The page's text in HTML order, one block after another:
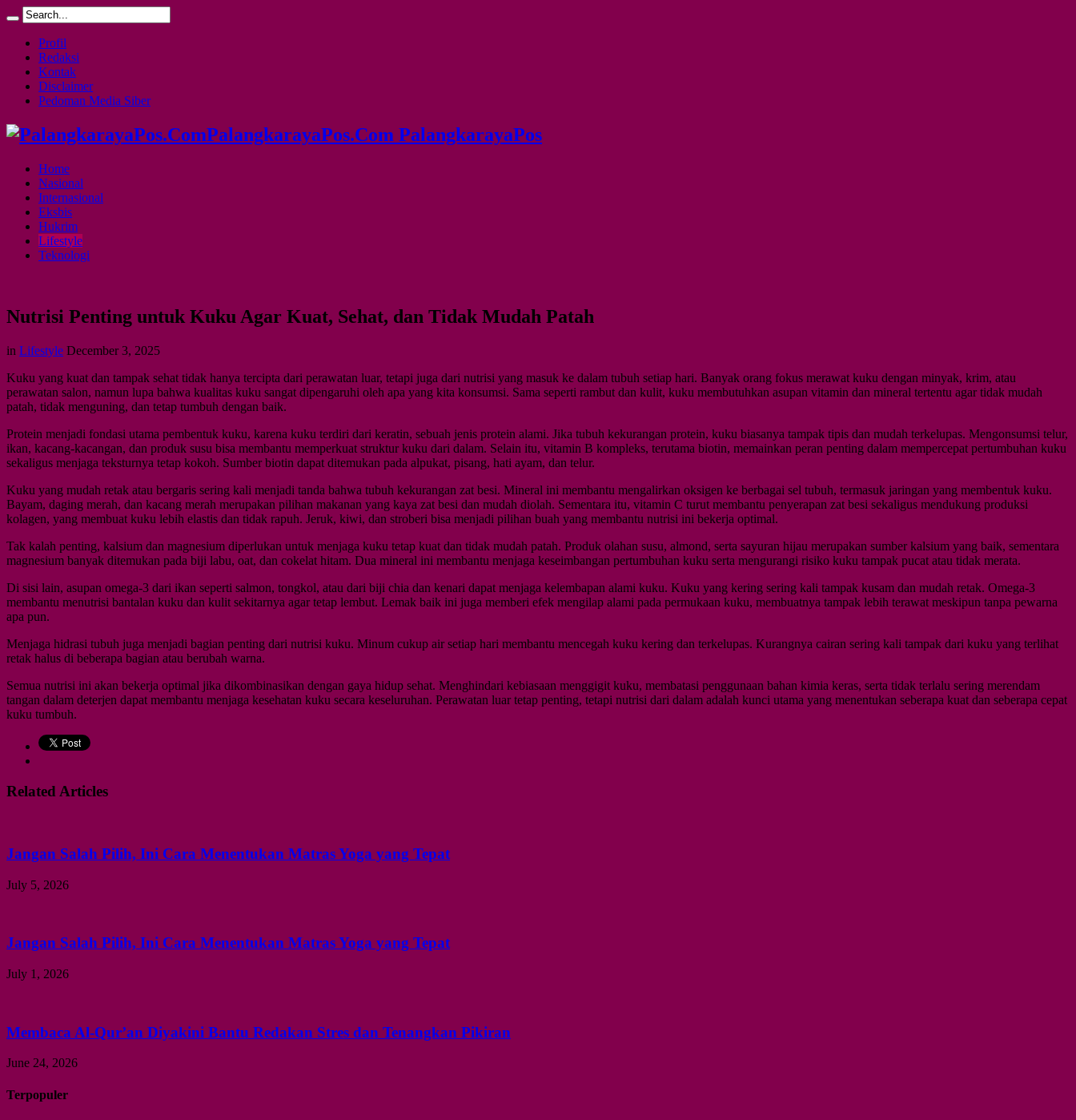
Profil
Redaksi
Kontak
Disclaimer
Pedoman Media Siber
PalangkarayaPos.Com PalangkarayaPos
Home
Nasional
Internasional
Eksbis
Hukrim
Lifestyle
Teknologi
Nutrisi Penting untuk Kuku Agar Kuat, Sehat, dan Tidak Mudah Patah
in Lifestyle December 3, 2025
Kuku yang kuat dan tampak sehat tidak hanya tercipta dari perawatan luar, tetapi juga dari nutrisi yang masuk ke dalam tubuh setiap hari. Banyak orang fokus merawat kuku dengan minyak, krim, atau
perawatan salon, namun lupa bahwa kualitas kuku sangat dipengaruhi oleh apa yang kita konsumsi. Sama seperti rambut dan kulit, kuku membutuhkan asupan vitamin dan mineral tertentu agar tidak mudah
patah, tidak menguning, dan tetap tumbuh dengan baik.
Protein menjadi fondasi utama pembentuk kuku, karena kuku terdiri dari keratin, sebuah jenis protein alami. Jika tubuh kekurangan protein, kuku biasanya tampak tipis dan mudah terkelupas. Mengonsumsi telur,
ikan, kacang-kacangan, dan produk susu bisa membantu memperkuat struktur kuku dari dalam. Selain itu, vitamin B kompleks, terutama biotin, memainkan peran penting dalam mempercepat pertumbuhan kuku
sekaligus menjaga teksturnya tetap kokoh. Sumber biotin dapat ditemukan pada alpukat, pisang, hati ayam, dan telur.
Kuku yang mudah retak atau bergaris sering kali menjadi tanda bahwa tubuh kekurangan zat besi. Mineral ini membantu mengalirkan oksigen ke berbagai sel tubuh, termasuk jaringan yang membentuk kuku.
Bayam, daging merah, dan kacang merah merupakan pilihan makanan yang kaya zat besi dan mudah diolah. Sementara itu, vitamin C turut membantu penyerapan zat besi sekaligus mendukung produksi
kolagen, yang membuat kuku lebih elastis dan tidak rapuh. Jeruk, kiwi, dan stroberi bisa menjadi pilihan buah yang membantu nutrisi ini bekerja optimal.
Tak kalah penting, kalsium dan magnesium diperlukan untuk menjaga kuku tetap kuat dan tidak mudah patah. Produk olahan susu, almond, serta sayuran hijau merupakan sumber kalsium yang baik, sementara
magnesium banyak ditemukan pada biji labu, oat, dan cokelat hitam. Dua mineral ini membantu menjaga keseimbangan pertumbuhan kuku serta mengurangi risiko kuku tampak pucat atau tidak merata.
Di sisi lain, asupan omega-3 dari ikan seperti salmon, tongkol, atau dari biji chia dan kenari dapat menjaga kelembapan alami kuku. Kuku yang kering sering kali tampak kusam dan mudah retak. Omega-3
membantu menutrisi bantalan kuku dan kulit sekitarnya agar tetap lembut. Lemak baik ini juga memberi efek mengilap alami pada permukaan kuku, membuatnya tampak lebih terawat meskipun tanpa pewarna
apa pun.
Menjaga hidrasi tubuh juga menjadi bagian penting dari nutrisi kuku. Minum cukup air setiap hari membantu mencegah kuku kering dan terkelupas. Kurangnya cairan sering kali tampak dari kuku yang terlihat
retak halus di beberapa bagian atau berubah warna.
Semua nutrisi ini akan bekerja optimal jika dikombinasikan dengan gaya hidup sehat. Menghindari kebiasaan menggigit kuku, membatasi penggunaan bahan kimia keras, serta tidak terlalu sering merendam
tangan dalam deterjen dapat membantu menjaga kesehatan kuku secara keseluruhan. Perawatan luar tetap penting, tetapi nutrisi dari dalam adalah kunci utama yang menentukan seberapa kuat dan seberapa cepat
kuku tumbuh.
Related Articles
Jangan Salah Pilih, Ini Cara Menentukan Matras Yoga yang Tepat
July 5, 2026
Jangan Salah Pilih, Ini Cara Menentukan Matras Yoga yang Tepat
July 1, 2026
Membaca Al-Qur’an Diyakini Bantu Redakan Stres dan Tenangkan Pikiran
June 24, 2026
Terpopuler